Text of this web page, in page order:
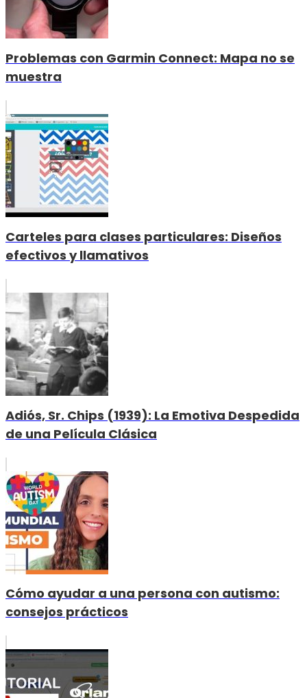
Problemas con Garmin Connect: Mapa no se
muestra
Carteles para clases particulares: Diseños
efectivos y llamativos
Adiós, Sr. Chips (1939): La Emotiva Despedida
de una Película Clásica
Cómo ayudar a una persona con autismo:
consejos prácticos